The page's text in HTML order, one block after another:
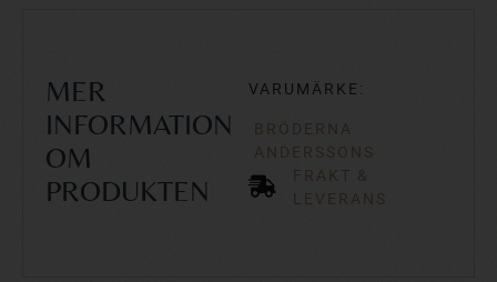
MER
INFORMATION
OM
PRODUKTEN
VARUMÄRKE:
BRÖDERNA
ANDERSSONS
FRAKT &
LEVERANS